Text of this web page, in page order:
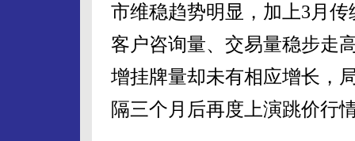
市维稳趋势明显，加上3月
客户咨询量、交易量稳步走
增挂牌量却未有相应增长，
隔三个月后再度上演跳价